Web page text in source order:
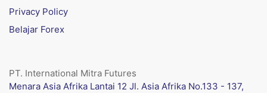
Privacy Policy
Belajar Forex
PT. International Mitra Futures
Menara Asia Afrika Lantai 12 Jl. Asia Afrika No.133 - 137,